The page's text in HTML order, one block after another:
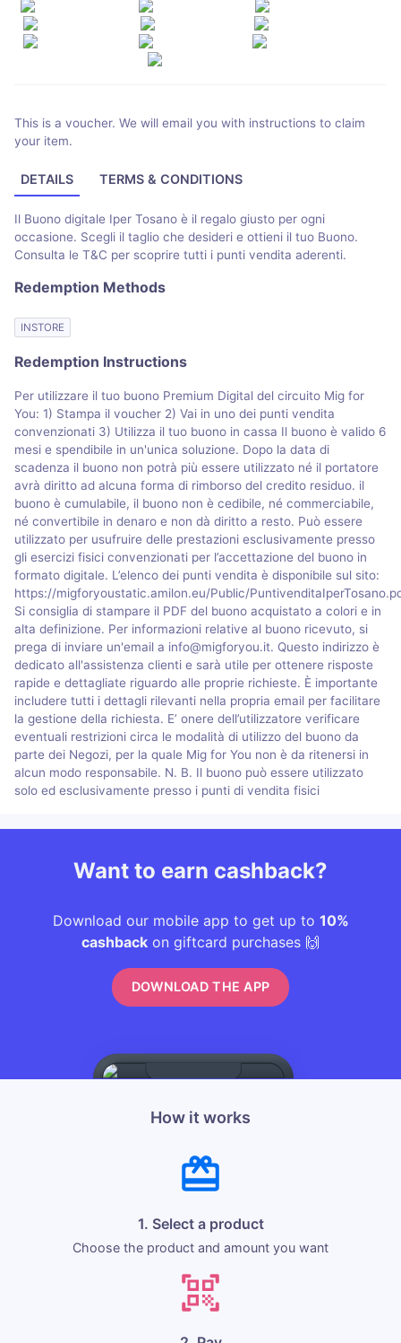
This is a voucher. We will email you with instructions to claim
your item.
DETAILS TERMS & CONDITIONS
Il Buono digitale Iper Tosano è il regalo giusto per ogni
occasione. Scegli il taglio che desideri e ottieni il tuo Buono.
Consulta le T&C per scoprire tutti i punti vendita aderenti.
Redemption Methods
INSTORE
Redemption Instructions
Per utilizzare il tuo buono Premium Digital del circuito Mig for
You: 1) Stampa il voucher 2) Vai in uno dei punti vendita
convenzionati 3) Utilizza il tuo buono in cassa Il buono è valido 6
mesi e spendibile in un'unica soluzione. Dopo la data di
scadenza il buono non potrà più essere utilizzato né il portatore
avrà diritto ad alcuna forma di rimborso del credito residuo. il
buono è cumulabile, il buono non è cedibile, né commerciabile,
né convertibile in denaro e non dà diritto a resto. Può essere
utilizzato per usufruire delle prestazioni esclusivamente presso
gli esercizi fisici convenzionati per l’accettazione del buono in
formato digitale. L’elenco dei punti vendita è disponibile sul sito:
https://migforyoustatic.amilon.eu/Public/
Si consiglia di stampare il PDF del buono acquistato a colori e in
alta definizione. Per informazioni relative al buono ricevuto, si
prega di inviare un'email a info@migforyou.it. Questo indirizzo è
dedicato all'assistenza clienti e sarà utile per ottenere risposte
rapide e dettagliate riguardo alle proprie richieste. È importante
includere tutti i dettagli rilevanti nella propria email per facilitare
la gestione della richiesta. E’ onere dell’utilizzatore verificare
eventuali restrizioni circa le modalità di utilizzo del buono da
parte dei Negozi, per la quale Mig for You non è da ritenersi in
alcun modo responsabile. N. B. Il buono può essere utilizzato
solo ed esclusivamente presso i punti di vendita fisici
Want to earn cashback?
Download our mobile app to get up to 10%
cashback on giftcard purchases 🙌
DOWNLOAD THE APP
How it works
1. Select a product
Choose the product and amount you want